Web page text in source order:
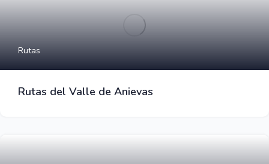
Rutas
Rutas del Valle de Anievas